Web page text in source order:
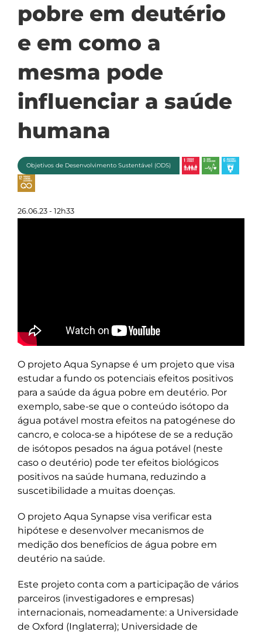
pobre em deutério
e em como a
mesma pode
influenciar a saúde
humana
Objetivos de Desenvolvimento Sustentável (ODS)
26.06.23 - 12h33
O projeto Aqua Synapse é um projeto que visa
estudar a fundo os potenciais efeitos positivos
para a saúde da água pobre em deutério. Por
exemplo, sabe-se que o conteúdo isótopo da
água potável mostra efeitos na patogénese do
cancro, e coloca-se a hipótese de se a redução
de isótopos pesados na água potável (neste
caso o deutério) pode ter efeitos biológicos
positivos na saúde humana, reduzindo a
suscetibilidade a muitas doenças.
O projeto Aqua Synapse visa verificar esta
hipótese e desenvolver mecanismos de
medição dos benefícios de água pobre em
deutério na saúde.
Este projeto conta com a participação de vários
parceiros (investigadores e empresas)
internacionais, nomeadamente: a Universidade
de Oxford (Inglaterra); Universidade de